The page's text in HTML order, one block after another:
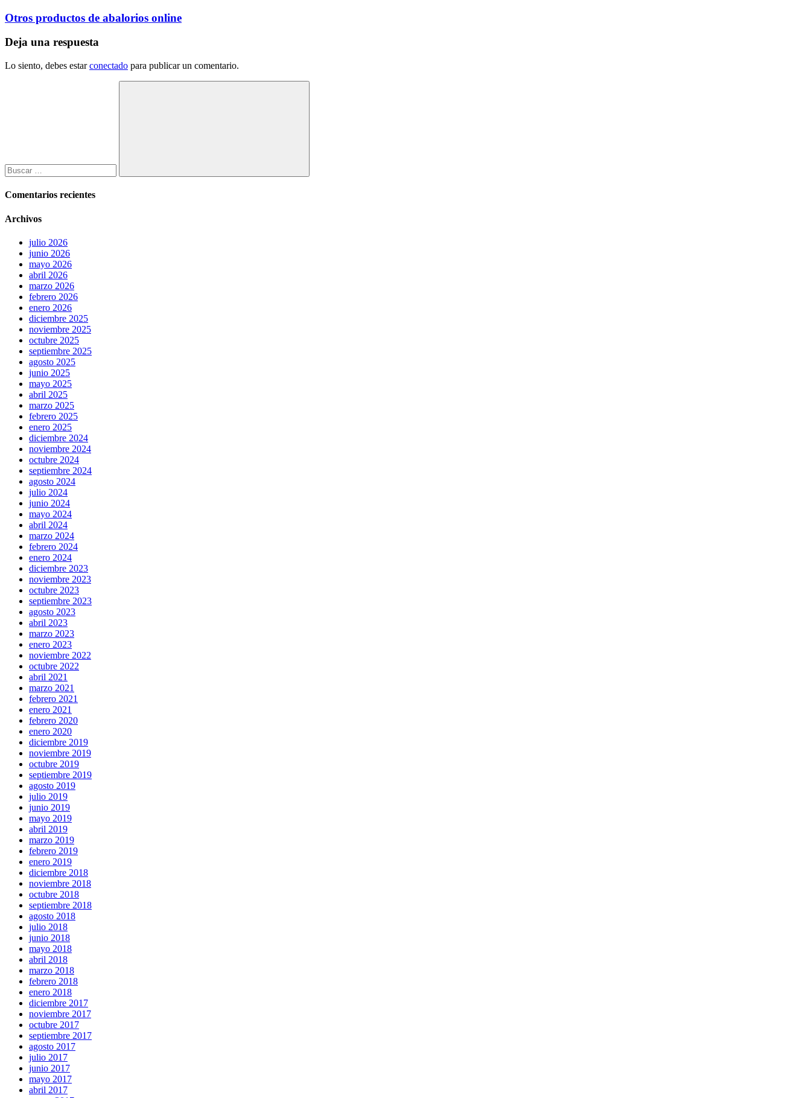
de
entradas
Otros productos de abalorios online
Deja una respuesta
Lo siento, debes estarconectado para publicar un comentario.
Buscar
Comentarios recientes
Archivos
julio 2026
junio 2026
mayo 2026
abril 2026
marzo 2026
febrero 2026
enero 2026
diciembre 2025
noviembre 2025
octubre 2025
septiembre 2025
agosto 2025
junio 2025
mayo 2025
abril 2025
marzo 2025
febrero 2025
enero 2025
diciembre 2024
noviembre 2024
octubre 2024
septiembre 2024
agosto 2024
julio 2024
junio 2024
mayo 2024
abril 2024
marzo 2024
febrero 2024
enero 2024
diciembre 2023
noviembre 2023
octubre 2023
septiembre 2023
agosto 2023
abril 2023
marzo 2023
enero 2023
noviembre 2022
octubre 2022
abril 2021
marzo 2021
febrero 2021
enero 2021
febrero 2020
enero 2020
diciembre 2019
noviembre 2019
octubre 2019
septiembre 2019
agosto 2019
julio 2019
junio 2019
mayo 2019
abril 2019
marzo 2019
febrero 2019
enero 2019
diciembre 2018
noviembre 2018
octubre 2018
septiembre 2018
agosto 2018
julio 2018
junio 2018
mayo 2018
abril 2018
marzo 2018
febrero 2018
enero 2018
diciembre 2017
noviembre 2017
octubre 2017
septiembre 2017
agosto 2017
julio 2017
junio 2017
mayo 2017
abril 2017